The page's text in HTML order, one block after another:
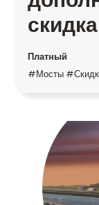
Платный
#Мосты